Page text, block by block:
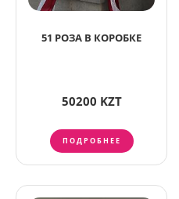
51 РОЗА В КОРОБКЕ
50200 KZT
ПОДРОБНЕЕ